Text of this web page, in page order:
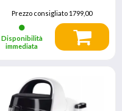
Prezzo consigliato 1799,00
Disponibilità
immediata